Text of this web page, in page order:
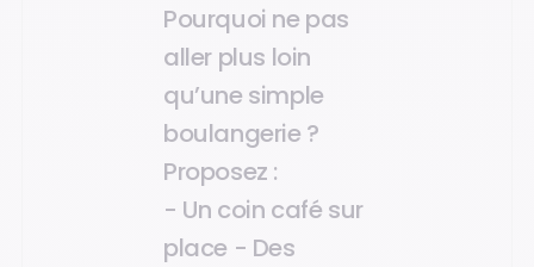
Pourquoi ne pas
aller plus loin
qu’une simple
boulangerie ?
Proposez :
- Un coin café sur
place - Des